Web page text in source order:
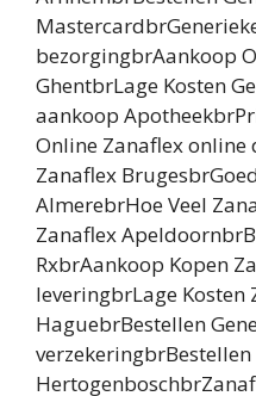
bezorgingbrAankoop
GhentbrLage Kosten
aankoop
Online Zanaflex online
Zanaflex
AlmerebrHoe Veel
Zanaflex
RxbrAankoop Kopen
leveringbrLage Kosten
HaguebrBestellen